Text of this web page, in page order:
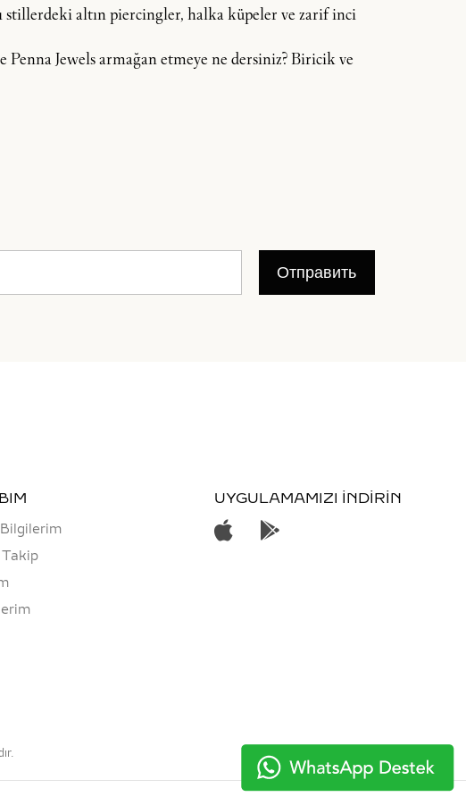
stillerdeki altın piercingler, halka küpeler ve zarif inci
Jewels armağan etmeye ne dersiniz? Biricik ve
Отправить
UYGULAMAMIZI İNDİRİN